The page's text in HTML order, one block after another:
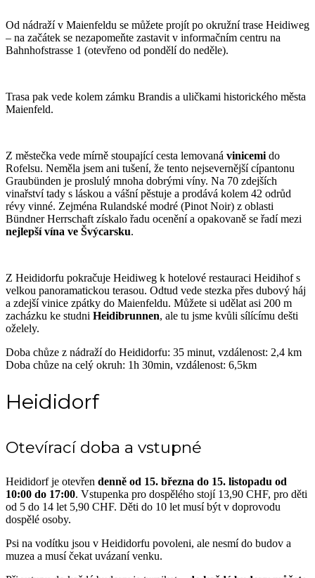
Od nádraží v Maienfeldu se můžete projít po okružní trase Heidiweg
– na začátek se nezapomeňte zastavit v informačním centru na
Bahnhofstrasse 1 (otevřeno od pondělí do neděle).
Trasa pak vede kolem zámku Brandis a uličkami historického města
Maienfeld.
Z městečka vede mírně stoupající cesta lemovaná vinicemi do
Rofelsu. Neměla jsem ani tušení, že tento nejsevernější cípantonu
Graubünden je proslulý mnoha dobrými víny. Na 70 zdejších
vinařství tady s láskou a vášní pěstuje a prodává kolem 42 odrůd
révy vinné. Zejména Rulandské modré (Pinot Noir) z oblasti
Bündner Herrschaft získalo řadu ocenění a opakovaně se řadí mezi
nejlepší vína ve Švýcarsku.
Z Heididorfu pokračuje Heidiweg k hotelové restauraci Heidihof s
velkou panoramatickou terasou. Odtud vede stezka přes dubový háj
a zdejší vinice zpátky do Maienfeldu. Můžete si udělat asi 200 m
zacházku ke studni Heidibrunnen, ale tu jsme kvůli sílícímu dešti
oželely.
Doba chůze z nádraží do Heididorfu: 35 minut, vzdálenost: 2,4 km
Doba chůze na celý okruh: 1h 30min, vzdálenost: 6,5km
Heididorf
Otevírací doba a vstupné
Heididorf je otevřen denně od 15. března do 15. listopadu od
10:00 do 17:00. Vstupenka pro dospělého stojí 13,90 CHF, pro děti
od 5 do 14 let 5,90 CHF. Děti do 10 let musí být v doprovodu
dospělé osoby.
Psi na vodítku jsou v Heididorfu povoleni, ale nesmí do budov a
muzea a musí čekat uvázaní venku.